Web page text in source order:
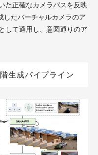
た正確なカメラパスを反映
したバーチャルカメラのア
して適用し、意図通りのア
生成パイプライン